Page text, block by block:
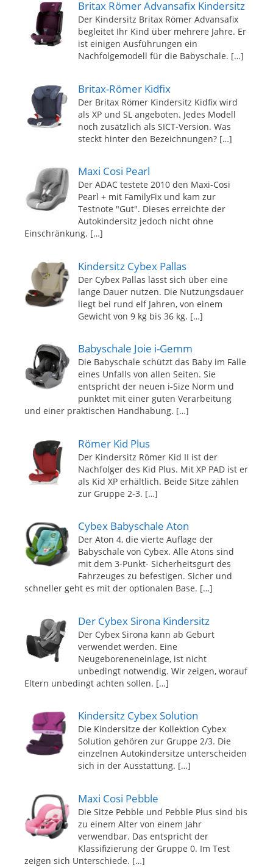
Britax Römer Advansafix Kindersitz
Der Kindersitz Britax Römer Advansafix
begleitet Ihr Kind über mehrere Jahre. Er
ist einigen Ausführungen ein
Nachfolgemodell für die Babyschale. […]
Britax-Römer Kidfix
Der Britax Römer Kindersitz Kidfix wird
als XP und SL angeboten. Jedes Modell
noch zusätzlich als SICT-Version. Was
steckt hinter den Bezeichnungen?[…]
Maxi Cosi Pearl
Der ADAC testete 2010 den Maxi-Cosi
Pearl + mit FamilyFix und kam zur
Testnote "Gut". Dieses erreichte der
Autokindersitz jedoch nicht ohne
Einschränkung. […]
Kindersitz Cybex Pallas
Der Cybex Pallas lässt sich über eine
lange Dauer nutzen. Die Nutzungsdauer
liegt bei rund elf Jahren, von einem
Gewicht von 9 kg bis 36 kg. […]
Babyschale Joie i-Gemm
Die Babyschale schützt das Baby im Falle
eines Unfalls von allen Seiten. Sie
entspricht der neuen i-Size Norm und
punktet mit einer guten Verarbeitung
und einer praktischen Handhabung. […]
Römer Kid Plus
Der Kindersitz Römer Kid II ist der
Nachfolger des Kid Plus. Mit XP PAD ist er
als Kid XP erhältlich. Beide Sitze zählen
zur Gruppe 2-3. […]
Cybex Babyschale Aton
Der Aton 4, die vierte Auflage der
Babyschale von Cybex. Alle Atons sind
mit dem 3-Punkt- Sicherheitsgurt des
Fahrzeuges zu befestigen. Sicher und
schneller geht es mit der optionalen Base. […]
Der Cybex Sirona Kindersitz
Der Cybex Sirona kann ab Geburt
verwendet werden. Eine
Neugeboreneneinlage, ist nicht
unbedingt notwendig. Wir zeigen, worauf
Eltern unbedingt achten sollen. […]
Kindersitz Cybex Solution
Die Kindersitze der Kollektion Cybex
Solution gehören zur Gruppe 2/3. Die
einzelnen Autokindersitze unterscheiden
sich in der Ausstattung. […]
Maxi Cosi Pebble
Die Sitze Pebble und Pebble Plus sind bis
zu einem Alter von einem Jahr
verwendbar. Das entspricht der
Klassifizierung der Gruppe 0. Im Test
zeigen sich Unterschiede. […]